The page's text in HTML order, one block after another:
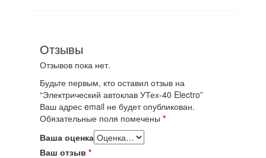
Отзывы
Отзывов пока нет.
Будьте первым, кто оставил отзыв на
“Электрический автоклав УТех-40 Electro”
Ваш адрес email не будет опубликован.
Обязательные поля помечены*
Ваша оценка
Ваш отзыв*